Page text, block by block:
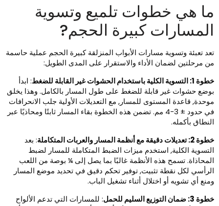
هي خطوات تلميع وتسوية
كبيرة الحجم?
تعبئة وتسوية مسارات الأبواب المنزلقة كبيرة الحجم عملية حاسمة
مرحلتين لضمان الأداء والاستقرار على المدى الطويل:
الكلية باستخدام الحشوات غير القابلة للضغط
: ابدأ
حشوات غير قابلة للضغط على طول المسار بالكامل. وهذا يخلق
قاعدة المستوى للمسار, مع التعديلات الأولية جلب الانحرافات
في حدود ± 3-4 مم. تضمن هذه الخطوة بقاء المسار ثابتًا ومحاذيًا عبر
بأكمله.
دقيقة مع أنظمة المسار والعربات المتكاملة
: بعد
الكلية, استخدم ميزات الضبط المتكاملة للمسار لضبط
تسمح هذه الأنظمة غالبًا بما يصل إلى ¼ بوصة من اللعب
لكل نقطة تثبيت, توفير تحكم دقيق في تحديد موضع المسار
أي تشويه أو اختلال أثناء تشغيل الباب.
ضمان التوزيع السليم للحمل
: للمسارات التي تدعم الألواح